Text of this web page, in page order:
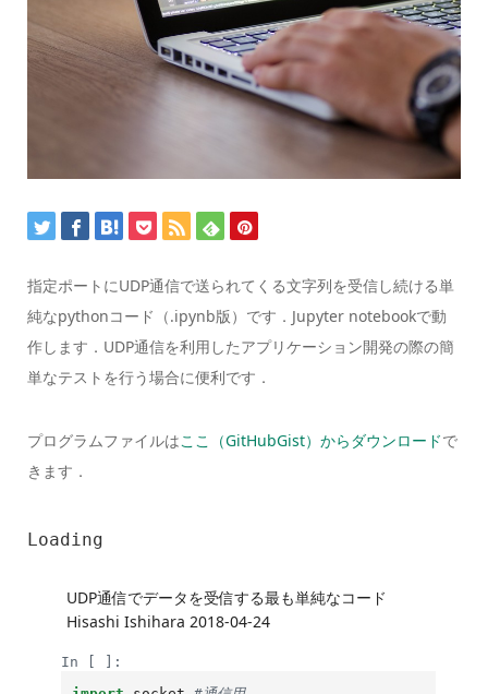
指定ポートにUDP通信で送られてくる文字列を受信し続ける単
純なpythonコード（.ipynb版）です．Jupyter notebookで動
作します．UDP通信を利用したアプリケーション開発の際の簡
単なテストを行う場合に便利です．
プログラムファイルはここ（GitHubGist）からダウンロードで
きます．
Loading